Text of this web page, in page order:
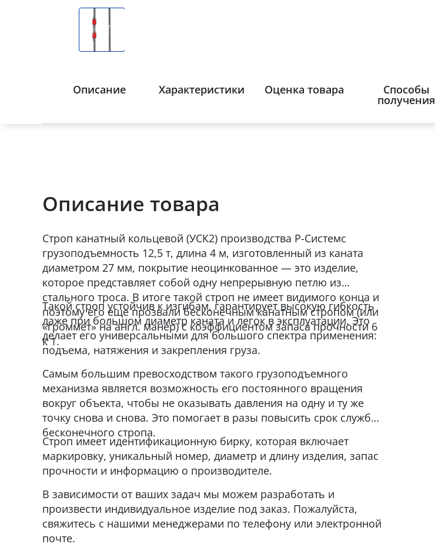
Описание Характеристики Оценка товара Способы
получения
Описание товара
Строп канатный кольцевой (УСК2) производства Р-Системс
грузоподъемность 12,5 т, длина 4 м, изготовленный из каната
диаметром 27 мм, покрытие неоцинкованное — это изделие,
которое представляет собой одну непрерывную петлю из
стального троса. В итоге такой строп не имеет видимого конца и
поэтому его еще прозвали бесконечным канатным стропом (или
«громмет» на англ. манер) с коэффициентом запаса прочности 6
к 1.
Такой строп устойчив к изгибам, гарантирует высокую гибкость
даже при большом диаметр каната и легок в эксплуатации. Это
делает его универсальными для большого спектра применения:
подъема, натяжения и закрепления груза.
Самым большим превосходством такого грузоподъемного
механизма является возможность его постоянного вращения
вокруг объекта, чтобы не оказывать давления на одну и ту же
точку снова и снова. Это помогает в разы повысить срок службы
бесконечного стропа.
Строп имеет идентификационную бирку, которая включает
маркировку, уникальный номер, диаметр и длину изделия, запас
прочности и информацию о производителе.
В зависимости от ваших задач мы можем разработать и
произвести индивидуальное изделие под заказ. Пожалуйста,
свяжитесь с нашими менеджерами по телефону или электронной
почте.